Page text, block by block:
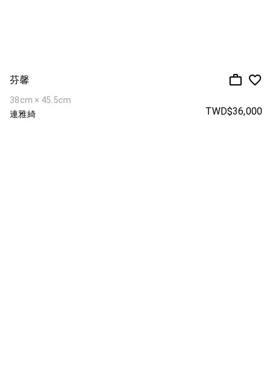
芬馨
38cm × 45.5cm
連雅綺
TWD$36,000